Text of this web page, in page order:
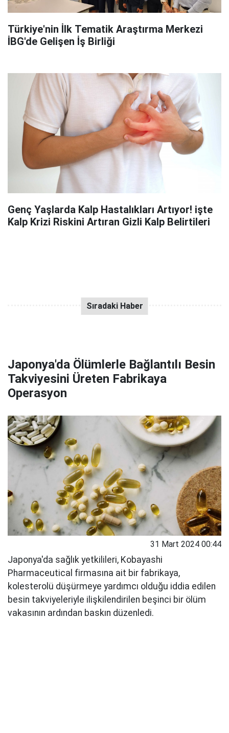
Türkiye'nin İlk Tematik Araştırma Merkezi
İBG'de Gelişen İş Birliği
Genç Yaşlarda Kalp Hastalıkları Artıyor! işte
Kalp Krizi Riskini Artıran Gizli Kalp Belirtileri
Japonya'da Ölümlerle Bağlantılı Besin
Takviyesini Üreten Fabrikaya
Operasyon
31 Mart 2024 00:44
Japonya'da sağlık yetkilileri, Kobayashi
Pharmaceutical firmasına ait bir fabrikaya,
kolesterolü düşürmeye yardımcı olduğu iddia edilen
besin takviyeleriyle ilişkilendirilen beşinci bir ölüm
vakasının ardından baskın düzenledi.